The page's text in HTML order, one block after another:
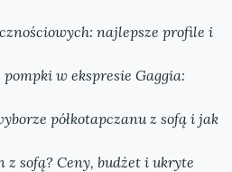
najlepsze profile i
w ekspresie Gaggia:
półkotapczanu z sofą i jak
z sofą? Ceny, budżet i ukryte